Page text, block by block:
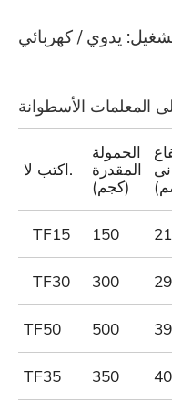
يدوي / كهربائي
المعلمات الأسطوانة
اكتب لا.
الحمولة
المقدرة
(كجم)
TF15 150
TF30 300
TF50 500
TF35 350